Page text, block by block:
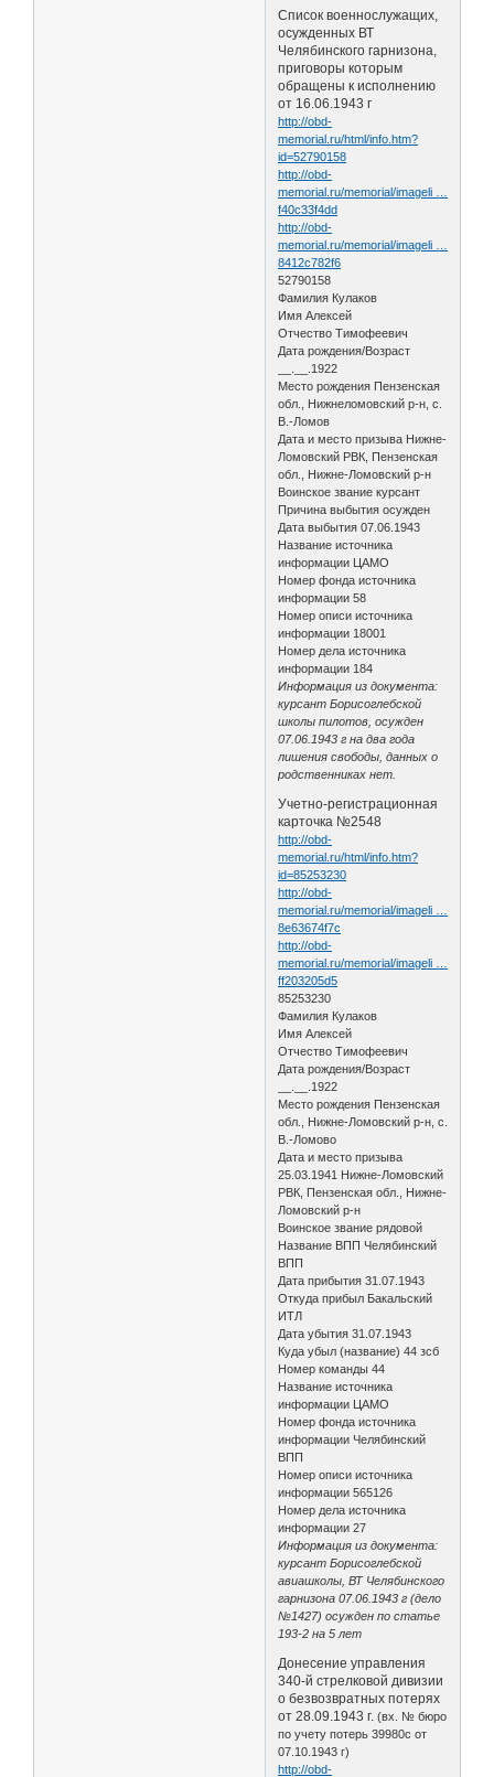
Список военнослужащих,
осужденных ВТ
Челябинского гарнизона,
приговоры которым
обращены к исполнению
от 16.06.1943 г
http://obd-
memorial.ru/html/info.htm?
id=52790158
http://obd-
memorial.ru/memorial/imageli …
f40c33f4dd
http://obd-
memorial.ru/memorial/imageli …
8412c782f6
52790158
Фамилия Кулаков
Имя Алексей
Отчество Тимофеевич
Дата рождения/Возраст
__.__.1922
Место рождения Пензенская
обл., Нижнеломовский р-н, с.
В.-Ломов
Дата и место призыва Нижне-
Ломовский РВК, Пензенская
обл., Нижне-Ломовский р-н
Воинское звание курсант
Причина выбытия осужден
Дата выбытия 07.06.1943
Название источника
информации ЦАМО
Номер фонда источника
информации 58
Номер описи источника
информации 18001
Номер дела источника
информации 184
Информация из документа:
курсант Борисоглебской
школы пилотов, осужден
07.06.1943 г на два года
лишения свободы, данных о
родственниках нет.
Учетно-регистрационная
карточка №2548
http://obd-
memorial.ru/html/info.htm?
id=85253230
http://obd-
memorial.ru/memorial/imageli …
8e63674f7c
http://obd-
memorial.ru/memorial/imageli …
ff203205d5
85253230
Фамилия Кулаков
Имя Алексей
Отчество Тимофеевич
Дата рождения/Возраст
__.__.1922
Место рождения Пензенская
обл., Нижне-Ломовский р-н, с.
В.-Ломово
Дата и место призыва
25.03.1941 Нижне-Ломовский
РВК, Пензенская обл., Нижне-
Ломовский р-н
Воинское звание рядовой
Название ВПП Челябинский
ВПП
Дата прибытия 31.07.1943
Откуда прибыл Бакальский
ИТЛ
Дата убытия 31.07.1943
Куда убыл (название) 44 зсб
Номер команды 44
Название источника
информации ЦАМО
Номер фонда источника
информации Челябинский
ВПП
Номер описи источника
информации 565126
Номер дела источника
информации 27
Информация из документа:
курсант Борисоглебской
авиашколы, ВТ Челябинского
гарнизона 07.06.1943 г (дело
№1427) осужден по статье
193-2 на 5 лет
Донесение управления
340-й стрелковой дивизии
о безвозвратных потерях
от 28.09.1943 г. (вх. № бюро
по учету потерь 39980с от
07.10.1943 г)
http://obd-